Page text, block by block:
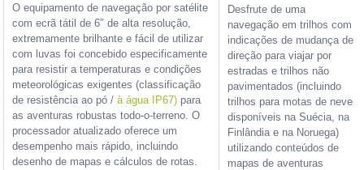
O equipamento de navegação por satélite
com ecrã tátil de 6″ de alta resolução,
extremamente brilhante e fácil de utilizar
com luvas foi concebido especificamente
para resistir a temperaturas e condições
meteorológicas exigentes (classificação
de resistência ao pó /à água IP67) para
as aventuras robustas todo-o-terreno. O
processador atualizado oferece um
desempenho mais rápido, incluindo
desenho de mapas e cálculos de rotas.
Desfrute de uma
navegação em trilhos com
indicações de mudança de
direção para viajar por
estradas e trilhos não
pavimentados (incluindo
trilhos para motas de neve
disponíveis na Suécia, na
Finlândia e na Noruega)
utilizando conteúdos de
mapas de aventuras